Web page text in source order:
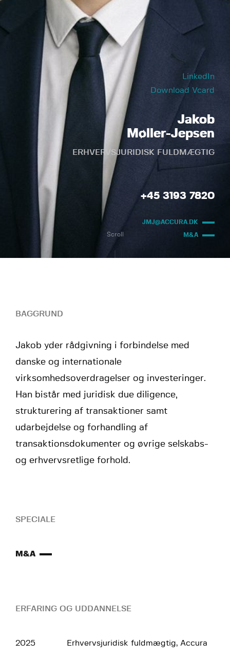
LinkedIn
Download Vcard
Jakob
Møller-Jepsen
ERHVERVSJURIDISK FULDMÆGTIG
+45 3193 7820
JMJ@ACCURA.DK
M&A
Scroll
BAGGRUND
Jakob yder rådgivning i forbindelse med
danske og internationale
virksomhedsoverdragelser og investeringer.
Han bistår med juridisk due diligence,
strukturering af transaktioner samt
udarbejdelse og forhandling af
transaktionsdokumenter og øvrige selskabs-
og erhvervsretlige forhold.
SPECIALE
M&A
ERFARING OG UDDANNELSE
2025 Erhvervsjuridisk fuldmægtig, Accura